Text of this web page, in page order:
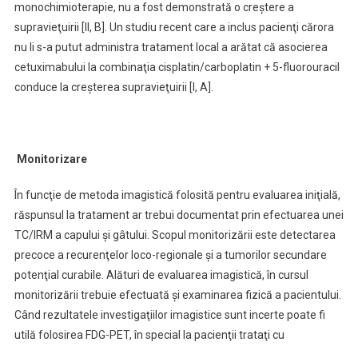
monochimioterapie, nu a fost demonstrată o creştere a
supravieţuirii [II, B]. Un studiu recent care a inclus pacienţi cărora
nu li s-a putut administra tratament local a arătat că asocierea
cetuximabului la combinaţia cisplatin/carboplatin + 5-fluorouracil
conduce la creşterea supravieţuirii [I, A].
Monitorizare
În funcţie de metoda imagistică folosită pentru evaluarea iniţială,
răspunsul la tratament ar trebui documentat prin efectuarea unei
TC/IRM a capului şi gâtului. Scopul monitorizării este detectarea
precoce a recurenţelor loco-regionale şi a tumorilor secundare
potenţial curabile. Alături de evaluarea imagistică, în cursul
monitorizării trebuie efectuată şi examinarea fizică a pacientului.
Când rezultatele investigaţiilor imagistice sunt incerte poate fi
utilă folosirea FDG-PET, în special la pacienţii trataţi cu